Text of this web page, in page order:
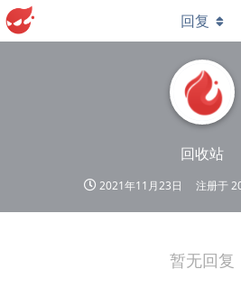
回收站
2021年11月23日 注册于
回复
暂无回复